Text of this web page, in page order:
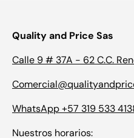
Quality and Price Sas
Calle 9 # 37A - 62 C.C.
WhatsApp +57 319 533
Nuestros horarios: